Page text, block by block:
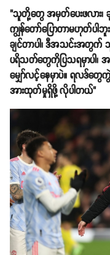
"သူတို့တွေ အမှတ်ပေးဖလား
ကျွန်တော်ပြောတာမဟုတ်ပါ
ချင်တာပါ၊ ဒီအသင်းအတွ
ပရိသတ်တွေကိုပြသရမှာပါ၊
မျှော်လင့်နေမှာပဲ။ ရလဒ်တွေ
အားထုတ်မှုရှိဖို့ လိုပါတယ်"